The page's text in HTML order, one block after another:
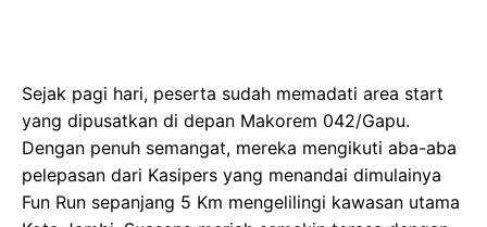
Sejak pagi hari, peserta sudah memadati area start
yang dipusatkan di depan Makorem 042/Gapu.
Dengan penuh semangat, mereka mengikuti aba-aba
pelepasan dari Kasipers yang menandai dimulainya
Fun Run sepanjang 5 Km mengelilingi kawasan utama